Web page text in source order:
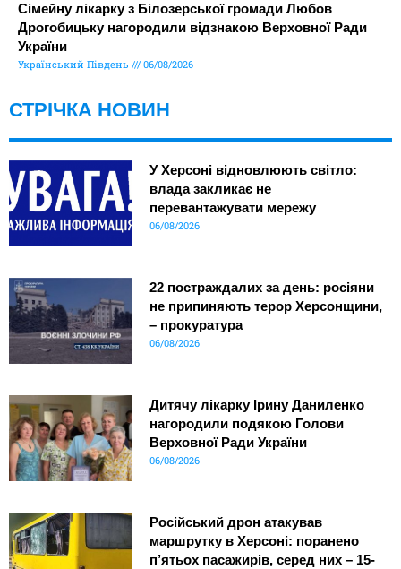
Сімейну лікарку з Білозерської громади Любов
Дрогобицьку нагородили відзнакою Верховної Ради
України
Український Південь 06/08/2026
СТРІЧКА НОВИН
У Херсоні відновлюють світло:
влада закликає не
перевантажувати мережу
06/08/2026
22 постраждалих за день: росіяни
не припиняють терор Херсонщини,
– прокуратура
06/08/2026
Дитячу лікарку Ірину Даниленко
нагородили подякою Голови
Верховної Ради України
06/08/2026
Російський дрон атакував
маршрутку в Херсоні: поранено
п’ятьох пасажирів, серед них – 15-